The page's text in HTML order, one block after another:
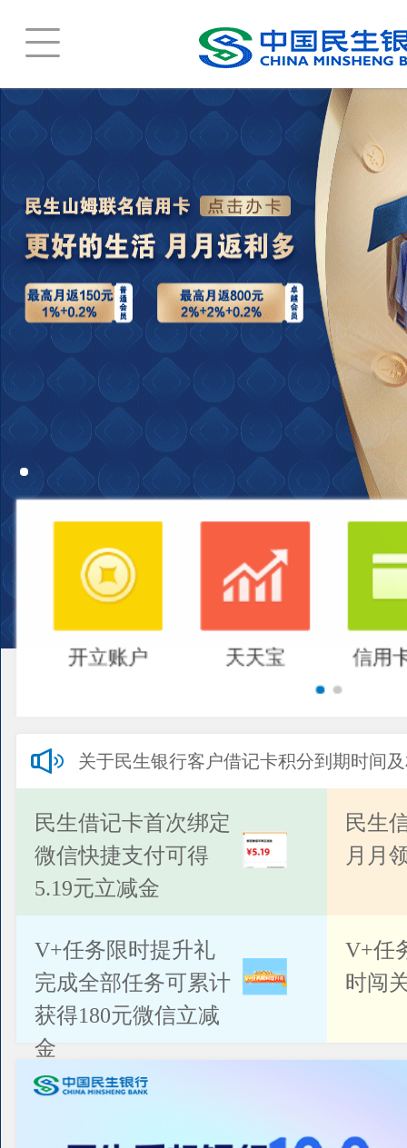
开立账户 天天宝 信用
关于民生银行客户借记卡积分到期时间
公告
民生借记卡首次绑定
微信快捷支付可得
5.19元立减金
民生
月月
V+任务限时提升礼
完成全部任务可累计
获得180元微信立减
金
V+任
时闯